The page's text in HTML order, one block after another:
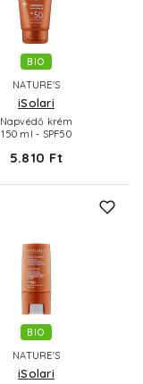
BIO
NATURE'S
iSolari
Napvédő krém
150 ml - SPF50
5.810 Ft
BIO
NATURE'S
iSolari